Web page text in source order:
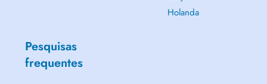
Holanda
Pesquisas
frequentes